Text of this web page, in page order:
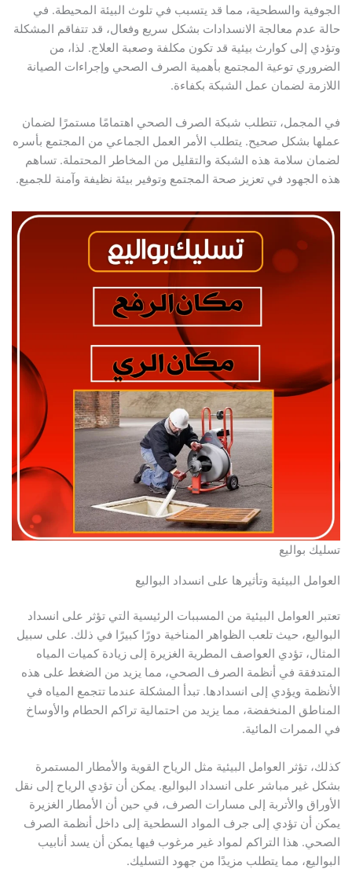
الجوفية والسطحية، مما قد يتسبب في تلوث البيئة المحيطة. في
حالة عدم معالجة الانسدادات بشكل سريع وفعال، قد تتفاقم المشكلة
وتؤدي إلى كوارث بيئية قد تكون مكلفة وصعبة العلاج. لذا، من
الضروري توعية المجتمع بأهمية الصرف الصحي وإجراءات الصيانة
اللازمة لضمان عمل الشبكة بكفاءة.
في المجمل، تتطلب شبكة الصرف الصحي اهتمامًا مستمرًا لضمان
عملها بشكل صحيح. يتطلب الأمر العمل الجماعي من المجتمع بأسره
لضمان سلامة هذه الشبكة والتقليل من المخاطر المحتملة. تساهم
هذه الجهود في تعزيز صحة المجتمع وتوفير بيئة نظيفة وآمنة للجميع.
تسليك بواليع
العوامل البيئية وتأثيرها على انسداد البواليع
تعتبر العوامل البيئية من المسببات الرئيسية التي تؤثر على انسداد
البواليع، حيث تلعب الظواهر المناخية دورًا كبيرًا في ذلك. على سبيل
المثال، تؤدي العواصف المطرية الغزيرة إلى زيادة كميات المياه
المتدفقة في أنظمة الصرف الصحي، مما يزيد من الضغط على هذه
الأنظمة ويؤدي إلى انسدادها. تبدأ المشكلة عندما تتجمع المياه في
المناطق المنخفضة، مما يزيد من احتمالية تراكم الحطام والأوساخ
في الممرات المائية.
كذلك، تؤثر العوامل البيئية مثل الرياح القوية والأمطار المستمرة
بشكل غير مباشر على انسداد البواليع. يمكن أن تؤدي الرياح إلى نقل
الأوراق والأتربة إلى مسارات الصرف، في حين أن الأمطار الغزيرة
يمكن أن تؤدي إلى جرف المواد السطحية إلى داخل أنظمة الصرف
الصحي. هذا التراكم لمواد غير مرغوب فيها يمكن أن يسد أنابيب
البواليع، مما يتطلب مزيدًا من جهود التسليك.